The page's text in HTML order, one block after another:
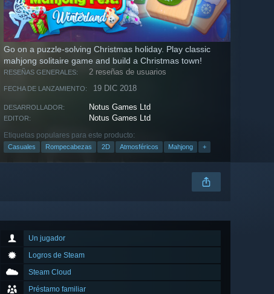
Go on a puzzle-solving Christmas holiday. Play classic
mahjong solitaire game and build a Christmas town!
RESEÑAS GENERALES: 2 reseñas de usuarios
FECHA DE LANZAMIENTO: 19 DIC 2018
DESARROLLADOR: Notus Games Ltd
EDITOR: Notus Games Ltd
Etiquetas populares para este producto:
Casuales Rompecabezas 2D Atmosféricos Mahjong +
Un jugador
Logros de Steam
Steam Cloud
Préstamo familiar